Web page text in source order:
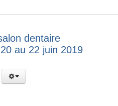
dentaire
au 22 juin 2019